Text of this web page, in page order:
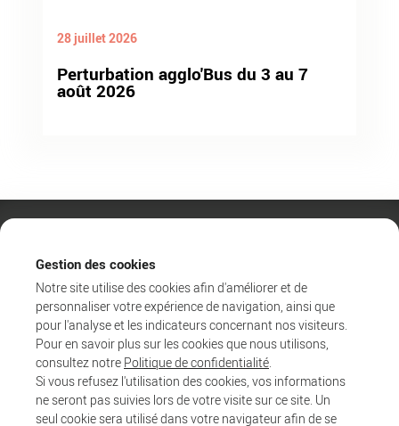
Gestion des cookies
Notre site utilise des cookies afin d'améliorer et de
personnaliser votre expérience de navigation, ainsi que
pour l'analyse et les indicateurs concernant nos visiteurs.
Pour en savoir plus sur les cookies que nous utilisons,
consultez notre Politique de confidentialité
Si vous refusez l'utilisation des cookies, vos informations
ne seront pas suivies lors de votre visite sur ce site. Un
seul cookie sera utilisé dans votre navigateur afin de se
28 juillet 2026
Perturbation agglo'Bus du 3 au 7
août 2026
Agglo